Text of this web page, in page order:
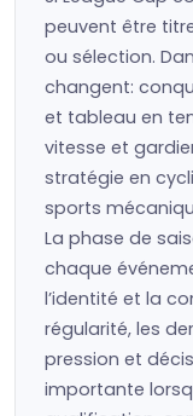
peuvent être
ou sélection.
changent:
et tableau en
vitesse et
stratégie en
sports
La phase de
chaque
l’identité et la
régularité, les
pression et
importante